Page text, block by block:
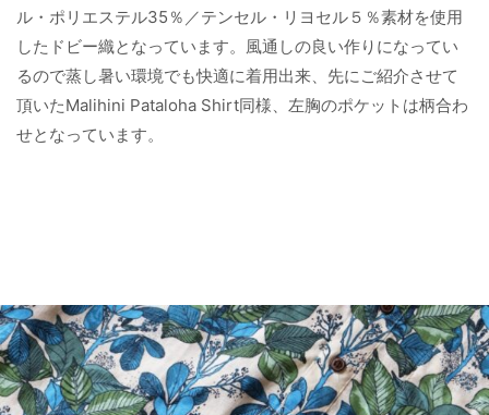
ル・ポリエステル35％／テンセル・リヨセル５％素材を使用
したドビー織となっています。風通しの良い作りになってい
るので蒸し暑い環境でも快適に着用出来、先にご紹介させて
頂いたMalihini Pataloha Shirt同様、左胸のポケットは柄合わ
せとなっています。